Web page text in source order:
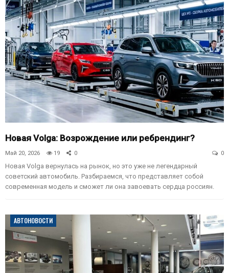
Новая Volga: Возрождение или ребрендинг?
Май 20, 2026 19 0 0
Новая Volga вернулась на рынок, но это уже не легендарный
советский автомобиль. Разбираемся, что представляет собой
современная модель и сможет ли она завоевать сердца россиян.
АВТОНОВОСТИ